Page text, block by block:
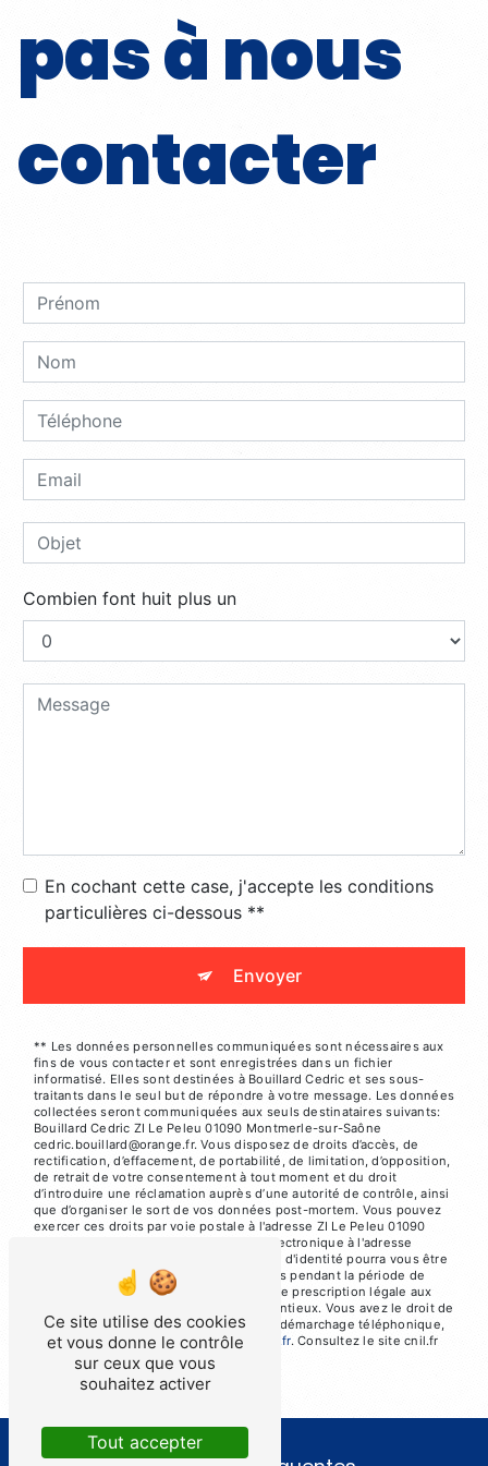
pas à nous
contacter
Combien font huit plus un
En cochant cette case, j'accepte les conditions
particulières ci-dessous **
Envoyer
** Les données personnelles communiquées sont nécessaires aux
fins de vous contacter et sont enregistrées dans un fichier
informatisé. Elles sont destinées à Bouillard Cedric et ses sous-
traitants dans le seul but de répondre à votre message. Les données
collectées seront communiquées aux seuls destinataires suivants:
Bouillard Cedric ZI Le Peleu 01090 Montmerle-sur-Saône
cedric.bouillard@orange.fr. Vous disposez de droits d’accès, de
rectification, d’effacement, de portabilité, de limitation, d’opposition,
de retrait de votre consentement à tout moment et du droit
d’introduire une réclamation auprès d’une autorité de contrôle, ainsi
que d’organiser le sort de vos données post-mortem. Vous pouvez
exercer ces droits par voie postale à l'adresse ZI Le Peleu 01090
Montmerle-sur-Saône ou par courrier électronique à l'adresse
cedric.bouillard@orange.fr. Un justificatif d'identité pourra vous être
demandé. Nous conservons vos données pendant la période de
prise de contact puis pendant la durée de prescription légale aux
fins probatoires et de gestion des contentieux. Vous avez le droit de
vous inscrire sur la liste d'opposition au démarchage téléphonique,
disponible à cette adresse: Bloctel.gouv.fr. Consultez le site cnil.fr
pour plus d’informations sur vos droits.
Ce site utilise des cookies
et vous donne le contrôle
sur ceux que vous
souhaitez activer
Tout accepter